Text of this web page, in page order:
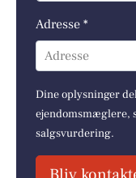
Adresse *
Adresse
Dine oplysninger
ejendomsmæglere,
salgsvurdering.